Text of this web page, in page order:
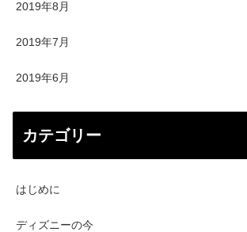
2019年8月
2019年7月
2019年6月
カテゴリー
はじめに
ディズニーの今